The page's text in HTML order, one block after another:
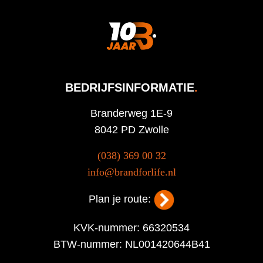
BEDRIJFSINFORMATIE.
Branderweg 1E-9
8042 PD Zwolle
(038) 369 00 32
info@brandforlife.nl
Plan je route:
KVK-nummer: 66320534
BTW-nummer: NL001420644B41